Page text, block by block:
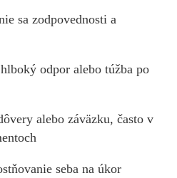
sa zodpovednosti a
odpor alebo túžba po
alebo záväzku, často v
seba na úkor